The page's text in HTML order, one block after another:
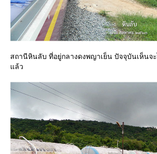
สถานีหินลับ ที่อยู่กลางดงพญาเย็น ปัจจุบันเห็นจะ
ล้ว